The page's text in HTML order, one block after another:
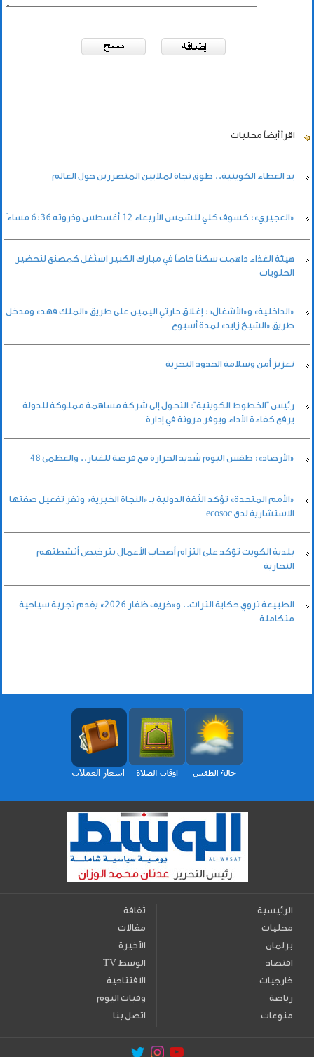
اقرأ أيضاً محليات
يد العطاء الكويتية.. طوق نجاة لملايين المتضررين حول العالم
«العجيري»: كسوف كلي للشمس الأربعاء 12 أغسطس وذروته 6:36 مساءً
هيئة الغذاء داهمت سكناً خاصاً في مبارك الكبير استُغل كمصنع لتحضير
الحلويات
«الداخلية» و«الأشغال»: إغلاق حارتي اليمين على طريق «الملك فهد» ومدخل
طريق «الشيخ زايد» لمدة أسبوع
تعزيز أمن وسلامة الحدود البحرية
رئيس "الخطوط الكويتية": التحول إلى شركة مساهمة مملوكة للدولة
يرفع كفاءة الأداء ويوفر مرونة في إدارة
«الأرصاد»: طقس اليوم شديد الحرارة مع فرصة للغبار.. والعظمى 48
«الأمم المتحدة» تؤكد الثقة الدولية بـ «النجاة الخيرية» وتقر تفعيل صفتها
الاستشارية لدى ecosoc
بلدية الكويت تؤكد على التزام أصحاب الأعمال بترخيص أنشطتهم
التجارية
الطبيعة تروي حكاية التراث.. و«خريف ظفار 2026» يقدم تجربة سياحية
متكاملة
الرئيسية
محليات
برلمان
اقتصاد
خارجيات
رياضة
منوعات
ثقافة
مقالات
الأخيرة
TV الوسط
الافتتاحية
وفيات اليوم
اتصل بنا